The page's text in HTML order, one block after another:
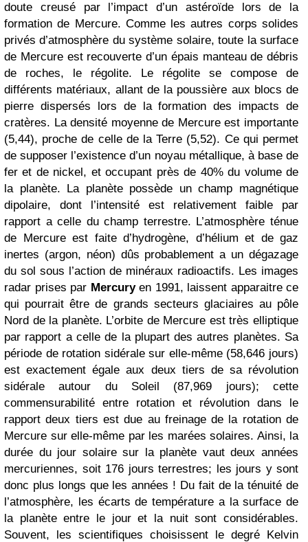
doute creusé par l’impact d’un astéroïde lors de la
formation de Mercure. Comme les autres corps solides
privés d’atmosphère du système solaire, toute la surface
de Mercure est recouverte d’un épais manteau de débris
de roches, le régolite. Le régolite se compose de
différents matériaux, allant de la poussière aux blocs de
pierre dispersés lors de la formation des impacts de
cratères. La densité moyenne de Mercure est importante
(5,44), proche de celle de la Terre (5,52). Ce qui permet
de supposer l’existence d’un noyau métallique, à base de
fer et de nickel, et occupant près de 40% du volume de
la planète. La planète possède un champ magnétique
dipolaire, dont l’intensité est relativement faible par
rapport a celle du champ terrestre. L’atmosphère ténue
de Mercure est faite d’hydrogène, d’hélium et de gaz
inertes (argon, néon) dûs probablement a un dégazage
du sol sous l’action de minéraux radioactifs. Les images
radar prises par Mercuryen 1991, laissent apparaitre ce
qui pourrait être de grands secteurs glaciaires au pôle
Nord de la planète. L’orbite de Mercure est très elliptique
par rapport a celle de la plupart des autres planètes. Sa
période de rotation sidérale sur elle-même (58,646 jours)
est exactement égale aux deux tiers de sa révolution
sidérale autour du Soleil (87,969 jours); cette
commensurabilité entre rotation et révolution dans le
rapport deux tiers est due au freinage de la rotation de
Mercure sur elle-même par les marées solaires. Ainsi, la
durée du jour solaire sur la planète vaut deux années
mercuriennes, soit 176 jours terrestres; les jours y sont
donc plus longs que les années ! Du fait de la ténuité de
l’atmosphère, les écarts de température a la surface de
la planète entre le jour et la nuit sont considérables.
Souvent, les scientifiques choisissent le degré Kelvin